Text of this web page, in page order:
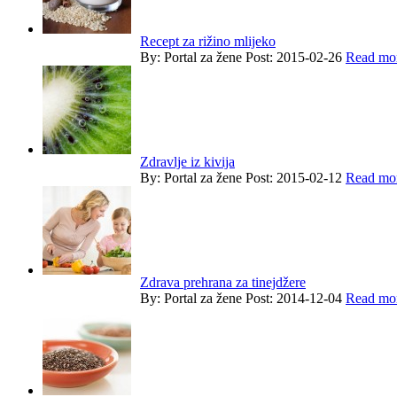
Recept za rižino mlijeko
By: Portal za žene Post: 2015-02-26 Read
Zdravlje iz kivija
By: Portal za žene Post: 2015-02-12 Read
Zdrava prehrana za tinejdžere
By: Portal za žene Post: 2014-12-04 Read